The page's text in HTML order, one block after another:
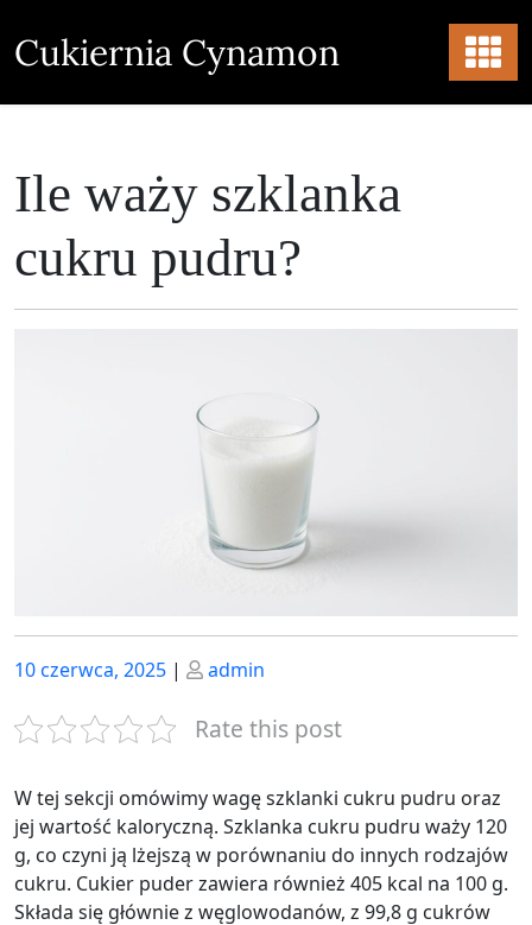
to
content
Cukiernia Cynamon
Ile waży szklanka
cukru pudru?
Posted
10 czerwca, 2025 | Posted
admin
Rate this post
W tej sekcji omówimy wagę szklanki cukru pudru oraz
jej wartość kaloryczną. Szklanka cukru pudru waży 120
g, co czyni ją lżejszą w porównaniu do innych rodzajów
cukru. Cukier puder zawiera również 405 kcal na 100 g.
Składa się głównie z węglowodanów, z 99,8 g cukrów